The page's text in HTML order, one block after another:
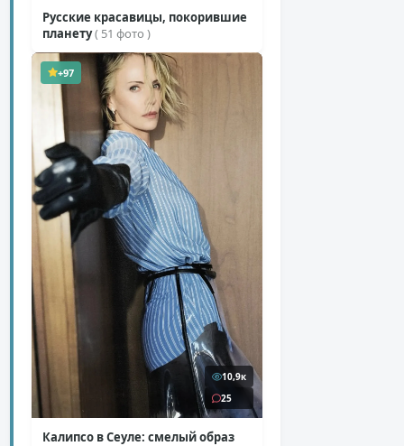
Русские красавицы, покорившие
планету( 51 фото )
+97
10,9к
25
Калипсо в Сеуле: смелый образ